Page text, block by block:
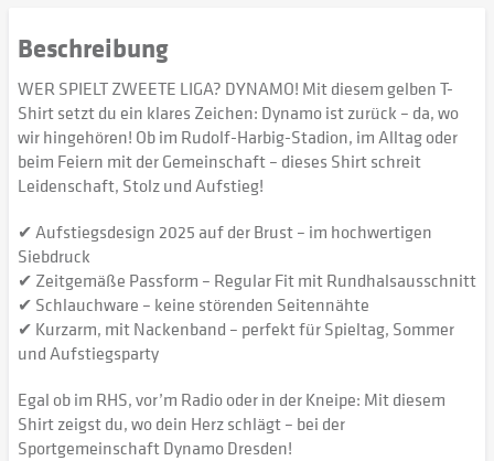
Beschreibung
WER SPIELT ZWEETE LIGA? DYNAMO! Mit diesem gelben T-
Shirt setzt du ein klares Zeichen: Dynamo ist zurück – da, wo
wir hingehören! Ob im Rudolf-Harbig-Stadion, im Alltag oder
beim Feiern mit der Gemeinschaft – dieses Shirt schreit
Leidenschaft, Stolz und Aufstieg!
✔ Aufstiegsdesign 2025 auf der Brust – im hochwertigen
Siebdruck
✔ Zeitgemäße Passform – Regular Fit mit Rundhalsausschnitt
✔ Schlauchware – keine störenden Seitennähte
✔ Kurzarm, mit Nackenband – perfekt für Spieltag, Sommer
und Aufstiegsparty
Egal ob im RHS, vor’m Radio oder in der Kneipe: Mit diesem
Shirt zeigst du, wo dein Herz schlägt – bei der
Sportgemeinschaft Dynamo Dresden!